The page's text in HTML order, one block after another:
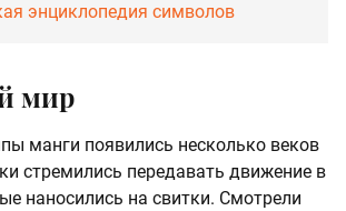
энциклопедия символов
мир
манги появились несколько веков
стремились передавать движение в
наносились на свитки. Смотрели